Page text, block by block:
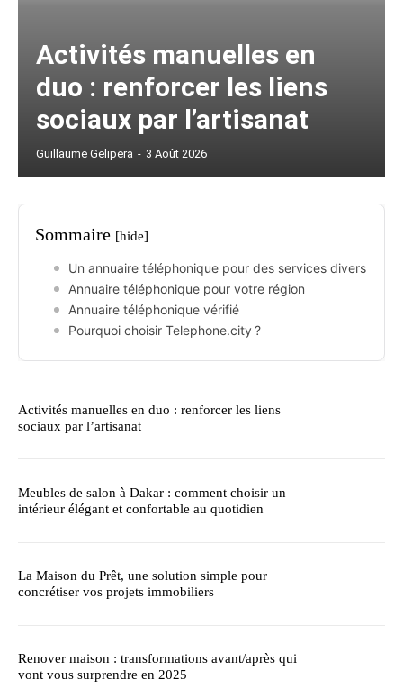
Activités manuelles en
duo : renforcer les liens
sociaux par l’artisanat
Guillaume Gelipera - 3 Août 2026
Sommaire [hide]
Un annuaire téléphonique pour des services divers
Annuaire téléphonique pour votre région
Annuaire téléphonique vérifié
Pourquoi choisir Telephone.city ?
Activités manuelles en duo : renforcer les liens
sociaux par l’artisanat
Meubles de salon à Dakar : comment choisir un
intérieur élégant et confortable au quotidien
La Maison du Prêt, une solution simple pour
concrétiser vos projets immobiliers
Renover maison : transformations avant/après qui
vont vous surprendre en 2025